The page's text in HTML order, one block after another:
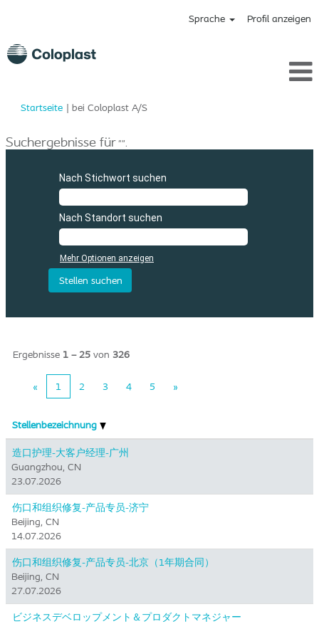
Sprache Profil anzeigen
Startseite | bei Coloplast A/S(aktuelle
Suchergebnisse für"".
Nach Stichwort suchen
Nach Standort suchen
Mehr Optionen anzeigen
Ergebnisse 1 – 25 von 326
« 1 2 3 4 5 »
Stellenbezeichnung
造口护理-大客户经理-广州
Guangzhou, CN
23.07.2026
伤口和组织修复-产品专员-济宁
Beijing, CN
14.07.2026
伤口和组织修复-产品专员-北京（1年期合同）
Beijing, CN
27.07.2026
ビジネスデベロップメント＆プロダクトマネジャー